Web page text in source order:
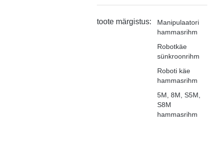
toote märgistus:
Manipulaatori
hammasrihm
Robotkäe
sünkroonrihm
Roboti käe
hammasrihm
5M, 8M, S5M,
S8M
hammasrihm